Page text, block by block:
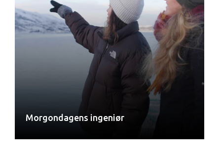
Morgondagens ingeniør